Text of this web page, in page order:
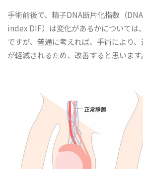
手術前後で、精子DNA断片化指数（
index DIF）は変化があるかについては
ですが、普通に考えれば、手術により
が軽減されるため、改善すると思います。